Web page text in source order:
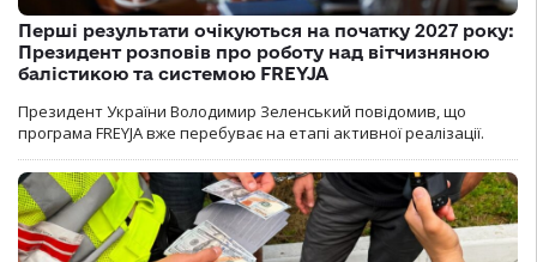
Перші результати очікуються на початку 2027 року:
Президент розповів про роботу над вітчизняною
балістикою та системою FREYJA
Президент України Володимир Зеленський повідомив, що
програма FREYJA вже перебуває на етапі активної реалізації.